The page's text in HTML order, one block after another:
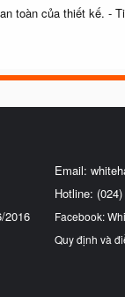
toàn của thiết kế. -
2016
Email:
Hotline:
Facebook:
Quy định và